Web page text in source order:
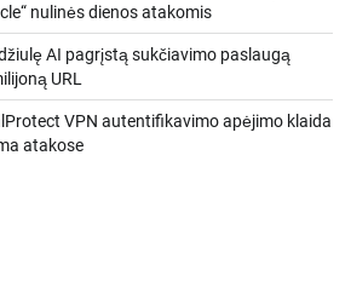
nulinės dienos atakomis
AI pagrįstą sukčiavimo paslaugą
URL
VPN autentifikavimo apėjimo klaida
atakose